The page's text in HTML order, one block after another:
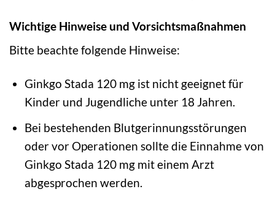
Wichtige Hinweise und Vorsichtsmaßnahmen
Bitte beachte folgende Hinweise:
Ginkgo Stada 120 mg ist nicht geeignet für
Kinder und Jugendliche unter 18 Jahren.
Bei bestehenden Blutgerinnungsstörungen
oder vor Operationen sollte die Einnahme von
Ginkgo Stada 120 mg mit einem Arzt
abgesprochen werden.